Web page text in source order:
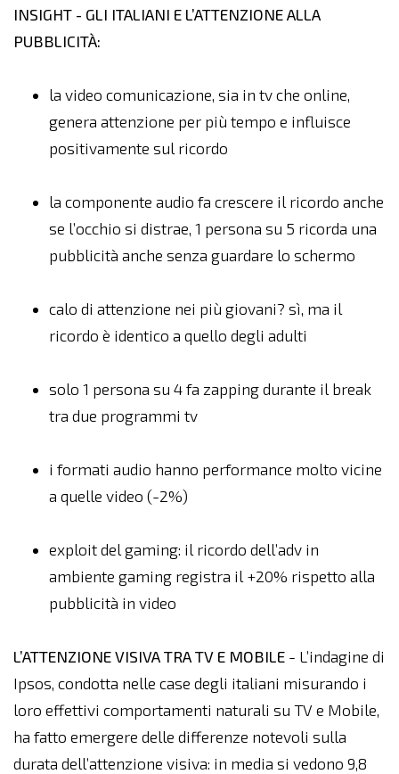
INSIGHT - GLI ITALIANI E L’ATTENZIONE ALLA
PUBBLICITÀ:
la video comunicazione, sia in tv che online,
genera attenzione per più tempo e influisce
positivamente sul ricordo
la componente audio fa crescere il ricordo anche
se l’occhio si distrae, 1 persona su 5 ricorda una
pubblicità anche senza guardare lo schermo
calo di attenzione nei più giovani? sì, ma il
ricordo è identico a quello degli adulti
solo 1 persona su 4 fa zapping durante il break
tra due programmi tv
i formati audio hanno performance molto vicine
a quelle video (-2%)
exploit del gaming: il ricordo dell’adv in
ambiente gaming registra il +20% rispetto alla
pubblicità in video
L’ATTENZIONE VISIVA TRA TV E MOBILE - L’indagine di
Ipsos, condotta nelle case degli italiani misurando i
loro effettivi comportamenti naturali su TV e Mobile,
ha fatto emergere delle differenze notevoli sulla
durata dell’attenzione visiva: in media si vedono 9,8